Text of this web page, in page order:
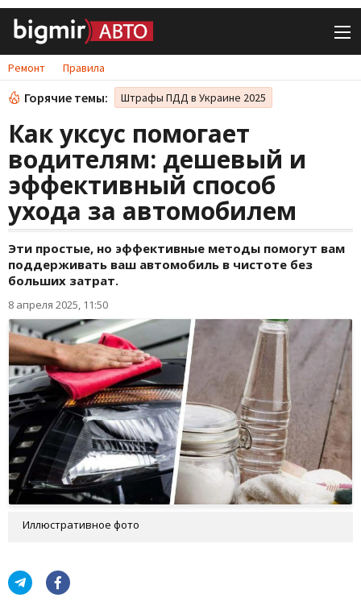
Ремонт Правила
Горячие темы: Штрафы ПДД в Украине 2025
Как уксус помогает
водителям: дешевый и
эффективный способ
ухода за автомобилем
Эти простые, но эффективные методы помогут вам
поддерживать ваш автомобиль в чистоте без
больших затрат.
8 апреля 2025, 11:50
Иллюстративное фото